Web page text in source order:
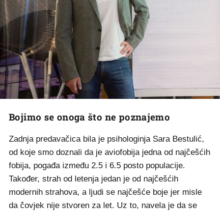
Bojimo se onoga što ne poznajemo
Zadnja predavačica bila je psihologinja Sara Bestulić,
od koje smo doznali da je aviofobija jedna od najčešćih
fobija, pogađa između 2.5 i 6.5 posto populacije.
Također, strah od letenja jedan je od najčešćih
modernih strahova, a ljudi se najčešće boje jer misle
da čovjek nije stvoren za let. Uz to, navela je da se